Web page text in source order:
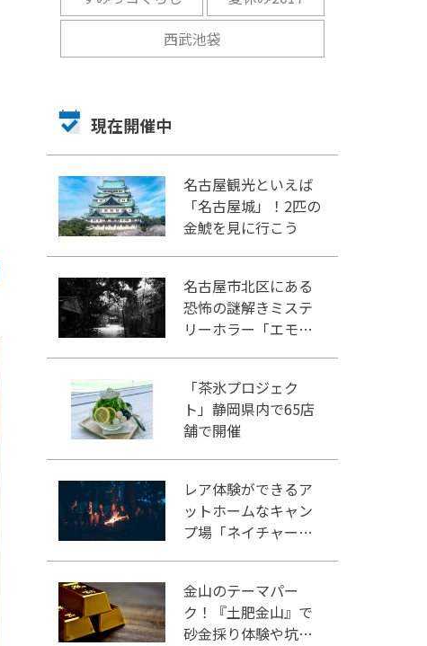
西武池袋
現在開催中
名古屋観光といえば
「名古屋城」！2匹の
金鯱を見に行こう
名古屋市北区にある
恐怖の謎解きミステ
リーホラー「エモい
「茶氷プロジェク
ト」静岡県内で65店
舗で開催
レア体験ができるア
ットホームなキャン
プ場「ネイチャーラ
金山のテーマパー
ク！『土肥金山』で
砂金採り体験や坑道